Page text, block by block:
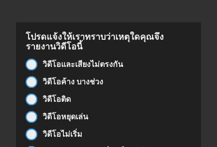
โปรดแจ้งให้เราทราบว่าเหตุใดคุณจึง
รายงานวิดีโอนี้
วิดีโอและเสียงไม่ตรงกัน
วิดีโอค้าง บางช่วง
วิดีโอติด
วิดีโอหยุดเล่น
วิดีโอไม่เริ่ม